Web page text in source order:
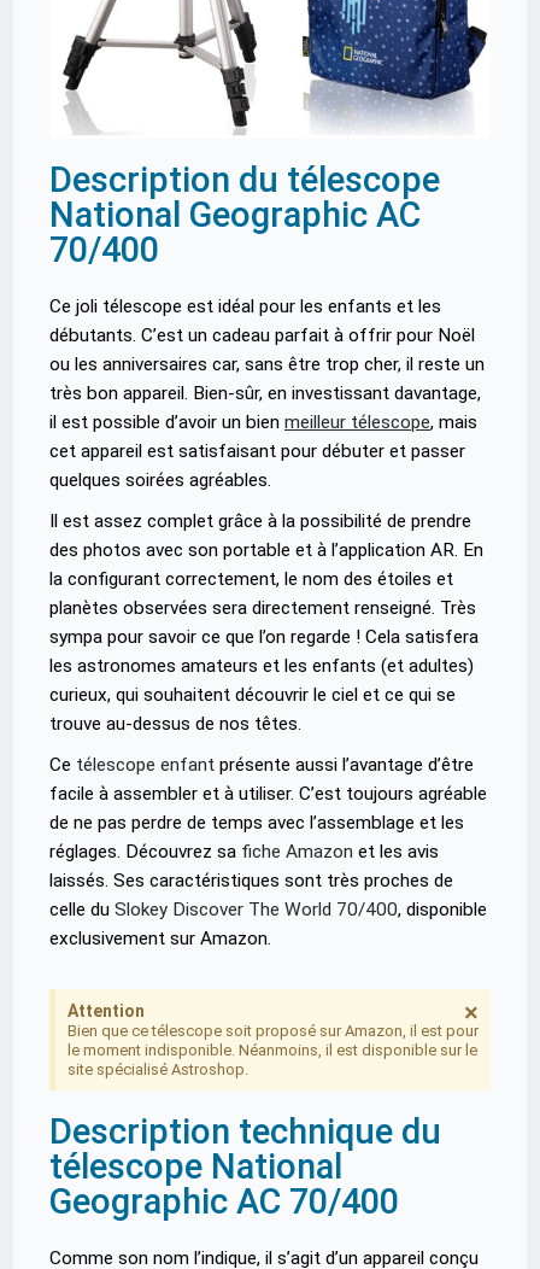
Description du télescope
National Geographic AC
70/400
Ce joli télescope est idéal pour les enfants et les
débutants. C’est un cadeau parfait à offrir pour Noël
ou les anniversaires car, sans être trop cher, il reste un
très bon appareil. Bien-sûr, en investissant davantage,
il est possible d’avoir un bien meilleur télescope, mais
cet appareil est satisfaisant pour débuter et passer
quelques soirées agréables.
Il est assez complet grâce à la possibilité de prendre
des photos avec son portable et à l’application AR. En
la configurant correctement, le nom des étoiles et
planètes observées sera directement renseigné. Très
sympa pour savoir ce que l’on regarde ! Cela satisfera
les astronomes amateurs et les enfants (et adultes)
curieux, qui souhaitent découvrir le ciel et ce qui se
trouve au-dessus de nos têtes.
Ce télescope enfant présente aussi l’avantage d’être
facile à assembler et à utiliser. C’est toujours agréable
de ne pas perdre de temps avec l’assemblage et les
réglages. Découvrez sa fiche Amazon et les avis
laissés. Ses caractéristiques sont très proches de
celle du Slokey Discover The World 70/400, disponible
exclusivement sur Amazon.
Attention
Bien que ce télescope soit proposé sur Amazon, il est pour
le moment indisponible. Néanmoins, il est disponible sur le
site spécialisé Astroshop.
×
Description technique du
télescope National
Geographic AC 70/400
Comme son nom l’indique, il s’agit d’un appareil conçu